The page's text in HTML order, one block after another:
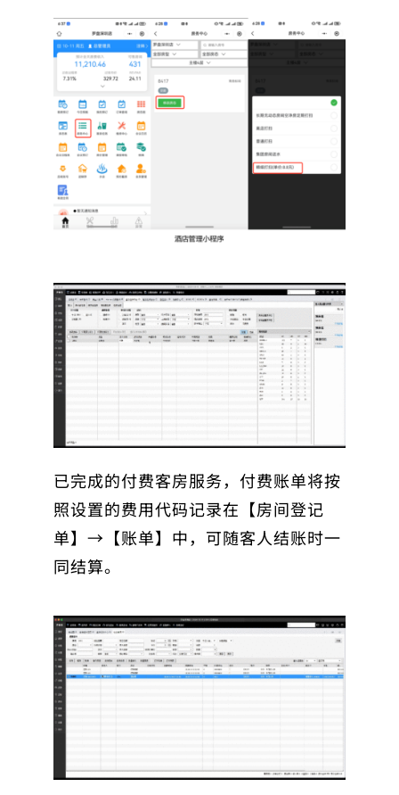
已完成的付费客房服务，付费账单将按
照设置的费用代码记录在【房间登记
单】→【账单】中，可随客人结账时一
同结算。